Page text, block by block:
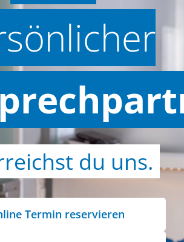
du uns.
Termin reservieren